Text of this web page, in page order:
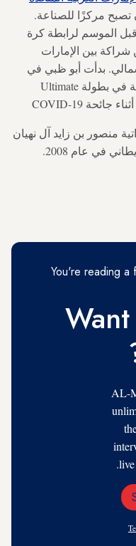
مركزًا للصناعة.
الموسم لرابطة كرة
عام 2022 كجزء من شراكة بين الإمارات
بدأت أبو ظبي في
استضافة معارك فنون القتال المختلطة في بطولة Ultimate
منصور بن زايد آل نهيان
في عام 2008.
You're reading a
AL-